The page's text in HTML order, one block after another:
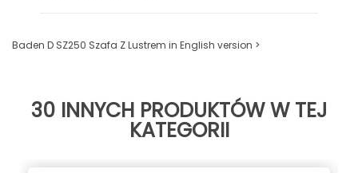
Baden D SZ250 Szafa Z Lustrem in English version >
30 INNYCH PRODUKTÓW W TEJ
KATEGORII